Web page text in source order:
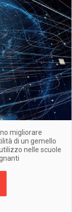
migliorare
di un gemello
nelle scuole